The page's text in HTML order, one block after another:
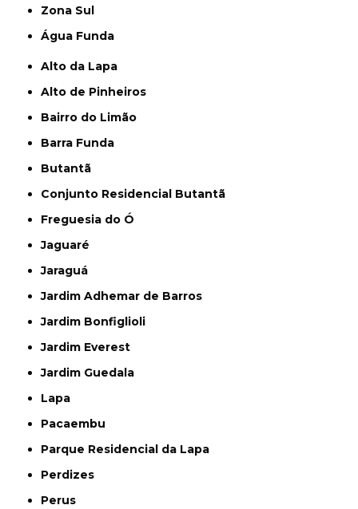
Zona Sul
Água Funda
Alto da Lapa
Alto de Pinheiros
Bairro do Limão
Barra Funda
Butantã
Conjunto Residencial Butantã
Freguesia do Ó
Jaguaré
Jaraguá
Jardim Adhemar de Barros
Jardim Bonfiglioli
Jardim Everest
Jardim Guedala
Lapa
Pacaembu
Parque Residencial da Lapa
Perdizes
Perus